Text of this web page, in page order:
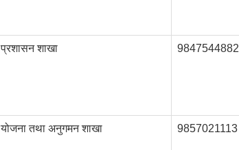
प्रशासन शाखा 9847544882
योजना तथा अनुगमन शाखा 9857021113